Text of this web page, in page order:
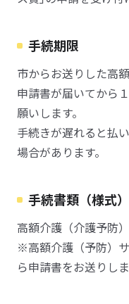
手続期限
市からお送りした高
申請書が届いてから
願いします。
手続きが遅れると払
場合があります。
手続書類（様式）
高額介護（介護予防
※高額介護（予防）
ら申請書をお送りしま